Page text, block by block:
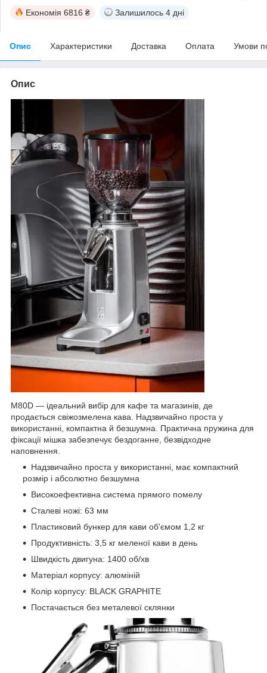
Економія 6816 ₴ Залишилось 4 дні
Опис Характеристики Доставка Оплата Умови
Опис
M80D — ідеальний вибір для кафе та магазинів, де
продається свіжозмелена кава. Надзвичайно проста у
використанні, компактна й безшумна. Практична пружина для
фіксації мішка забезпечує бездоганне, безвідходне
наповнення.
Надзвичайно проста у використанні, має компактний
розмір і абсолютно безшумна
Високоефективна система прямого помелу
Сталеві ножі: 63 мм
Пластиковий бункер для кави об'ємом 1,2 кг
Продуктивність: 3,5 кг меленої кави в день
Швидкість двигуна: 1400 об/хв
Матеріал корпусу: алюміній
Колір корпусу: BLACK GRAPHITE
Постачається без металевої склянки